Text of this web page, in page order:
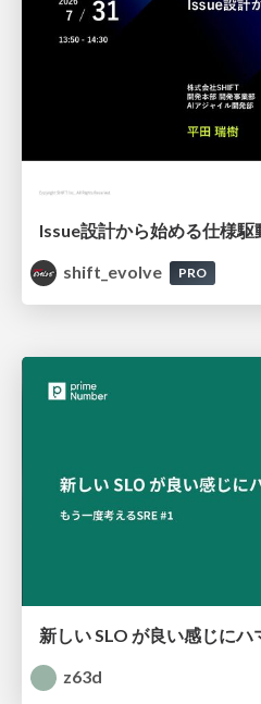
shift_evolve
PRO
新しい SLO が良い感じにハ
z63d